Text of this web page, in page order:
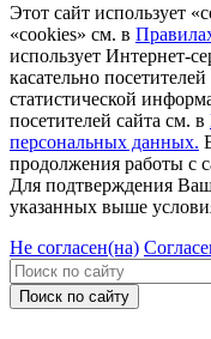
Этот сайт использует
«cookies» см. в
использует Интернет-
касательно
статистической
посетителей сайта см. в
персональных данных.
продолжения работы с
Для подтверждения
указанных выше
Не согласен(на)
Поиск по сайту